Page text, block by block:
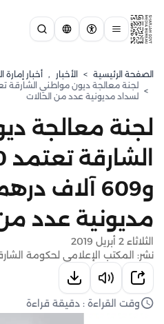
الصفحة الرئيسية > الأخبار , أخبار إمارة
>
لسداد مديونية عدد من الحالات
لجنة معالجة
و609 آلاف
مديونية عدد
الثلاثاء 2 أبريل 2019
نشر: المكتب الإعلامي لحكومة
وقت القراءة : دقيقة قراءة